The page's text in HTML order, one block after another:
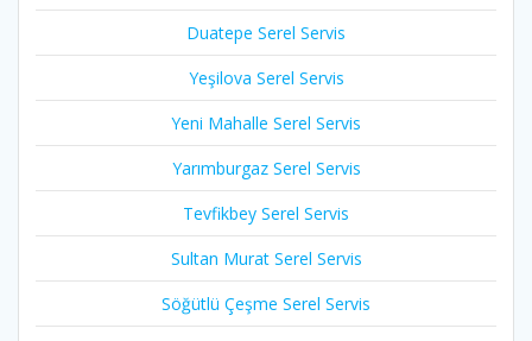
Duatepe Serel Servis
Yeşilova Serel Servis
Yeni Mahalle Serel Servis
Yarımburgaz Serel Servis
Tevfikbey Serel Servis
Sultan Murat Serel Servis
Söğütlü Çeşme Serel Servis